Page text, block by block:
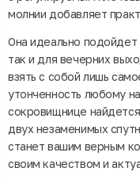
молнии добавляет
Она идеально подойдет
так и для вечерних
взять с собой лишь
утонченность любому
сокровищнице
двух незаменимых
станет вашим верным
своим качеством и